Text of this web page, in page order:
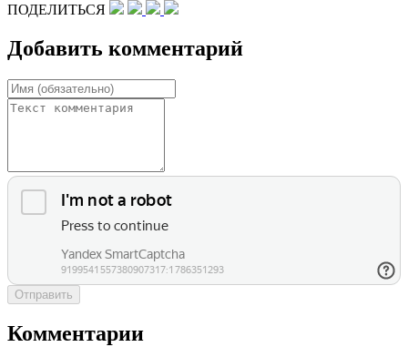
ПОДЕЛИТЬСЯ
Добавить комментарий
Отправить
Комментарии